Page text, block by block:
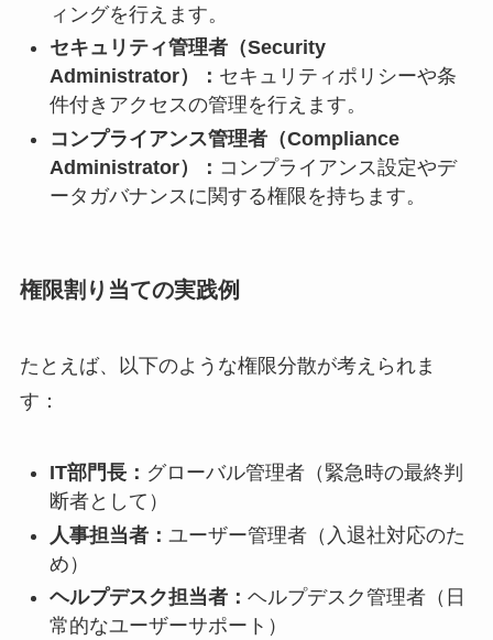
ィングを行えます。
セキュリティ管理者（Security
Administrator）： セキュリティポリシーや条
件付きアクセスの管理を行えます。
コンプライアンス管理者（Compliance
Administrator）： コンプライアンス設定やデ
ータガバナンスに関する権限を持ちます。
権限割り当ての実践例
たとえば、以下のような権限分散が考えられま
す：
IT部門長： グローバル管理者（緊急時の最終判
断者として）
人事担当者： ユーザー管理者（入退社対応のた
め）
ヘルプデスク担当者： ヘルプデスク管理者（日
常的なユーザーサポート）